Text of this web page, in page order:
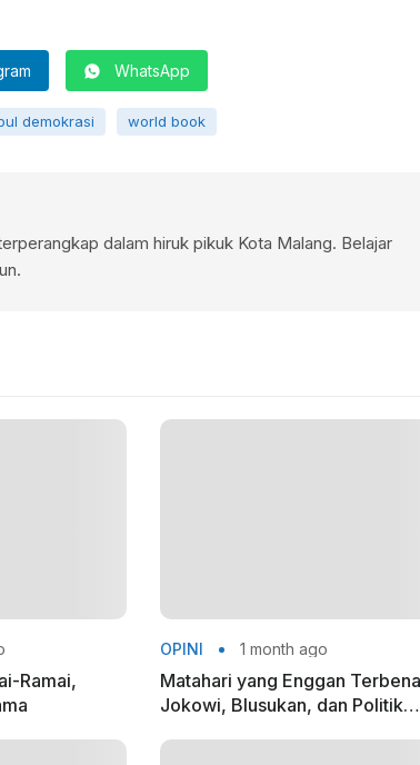
WhatsApp
demokrasi world book
dalam hiruk pikuk Kota Malang. Belajar
Ramai,
OPINI 1 month ago
Matahari yang Enggan
Jokowi, Blusukan, dan Politik